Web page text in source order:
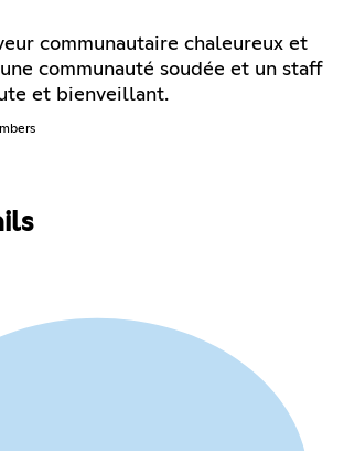
communautaire chaleureux et
communauté soudée et un staff
et bienveillant.